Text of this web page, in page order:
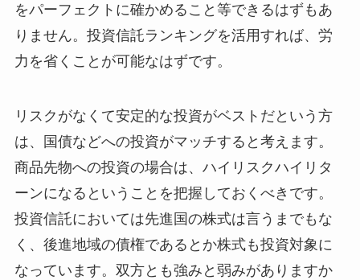
をパーフェクトに確かめること等できるはずもあ
りません。投資信託ランキングを活用すれば、労
力を省くことが可能なはずです。
リスクがなくて安定的な投資がベストだという方
は、国債などへの投資がマッチすると考えます。
商品先物への投資の場合は、ハイリスクハイリタ
ーンになるということを把握しておくべきです。
投資信託においては先進国の株式は言うまでもな
く、後進地域の債権であるとか株式も投資対象に
なっています。双方とも強みと弱みがありますか